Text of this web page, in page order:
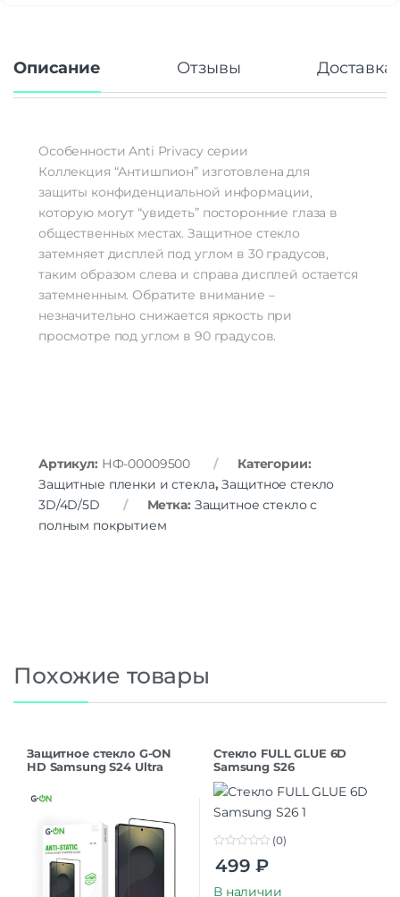
Описание Отзывы Доставка
Особенности Anti Privacy серии
Коллекция “Антишпион” изготовлена для
защиты конфиденциальной информации,
которую могут “увидеть” посторонние глаза в
общественных местах. Защитное стекло
затемняет дисплей под углом в 30 градусов,
таким образом слева и справа дисплей остается
затемненным. Обратите внимание –
незначительно снижается яркость при
просмотре под углом в 90 градусов.
Артикул: НФ-00009500
Категории:
Защитные пленки и стекла,Защитное стекло
3D/4D/5D
Метка: Защитное стекло с
полным покрытием
Похожие товары
Защитное стекло G-ON
HD Samsung S24 Ultra
Стекло FULL GLUE 6D
Samsung S26
o
t
(0)
499 ₽
В наличии